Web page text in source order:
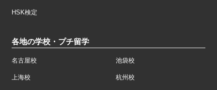
HSK検定
各地の学校・プチ留学
名古屋校 池袋校
上海校 杭州校